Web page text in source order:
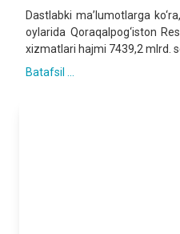
Dastlabki ma’lumotlarga
oylarida Qoraqalpog‘iston
xizmatlari hajmi 7439,2 mlrd.
Batafsil ...